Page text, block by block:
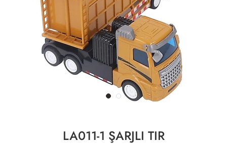
LA011-1 ŞARJLI TIR